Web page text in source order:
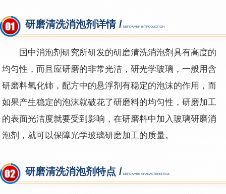
研磨清洗消泡剂详情 / DEFOAMER INTRODUCTION
国中消泡剂研究所研发的研磨清洗消泡剂具有高度的
均匀性，而且应研磨的非常光洁，研光学玻璃，一般用含
研磨料氧化铈，配方中的悬浮剂有稳定的泡沫的作用，而
如果产生稳定的泡沫就破花了研磨料的均匀性，研磨加工
的表面光洁度就要受到影响，在研磨料中加入玻璃研磨消
泡剂，就可以保障光学玻璃研磨加工的质量。
研磨清洗消泡剂特点 / DEFOAMER CHARACTERISTICS